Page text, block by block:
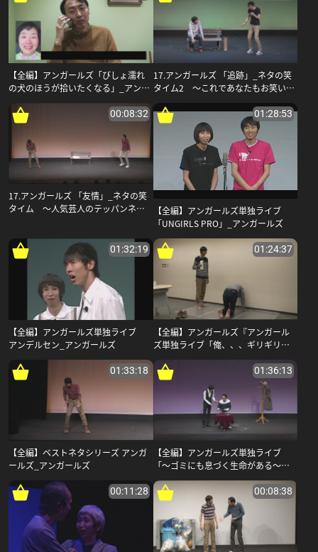
【全編】アンガールズ「びしょ濡れ
の犬のほうが拾いたくなる」_アンガ
17.アンガールズ 「追跡」_ネタの笑
タイム2 〜これであなたもお笑い
00:08:32
17.アンガールズ 「友情」_ネタの笑
タイム 〜人気芸人のテッパンネタ
01:28:53
【全編】アンガールズ単独ライブ
「UNGIRLS PRO」_アンガールズ
01:32:19
【全編】アンガールズ単独ライブ
アンデルセン_アンガールズ
01:24:37
【全編】アンガールズ『アンガール
ズ単独ライブ「俺、、、ギリギリ正
常人間。」』_アンガールズ
01:33:18
【全編】ベストネタシリーズ アンガ
ールズ_アンガールズ
01:36:13
【全編】アンガールズ単独ライブ
「〜ゴミにも息づく生命がある〜」_
アンガールズ
00:11:28 00:08:38